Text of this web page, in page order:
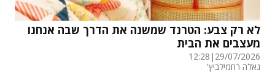
לא רק צבע: הטרנד שמשנה את הדרך שבה אנחנו
מעצבים את הבית
29/07/2026
|
12:28
גאלה רחמילביץ'